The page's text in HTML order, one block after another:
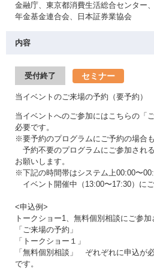
金融庁、東京都消費生活総合センター
年金基金連合会、日本証券業協会
内容
受付終了 セミナー
当イベントのご来場の予約（要予約）
当イベントへのご参加にはこちらの「
必要です。
※要予約のプログラムにご予約の場合も
予約不要のプログラムにご参加され
お願いします。
※下記の時間帯はシステム上00:00〜
イベント開催中（13:00〜17:30）にご
<申込例>
トークショー1、無料個別相談にご参加
「ご来場の予約」
「トークショー１」
「無料個別相談」 ぞれぞれに申込が
です。